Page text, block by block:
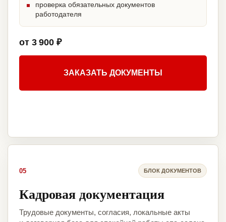
проверка обязательных документов
работодателя
от 3 900 ₽
ЗАКАЗАТЬ ДОКУМЕНТЫ
05 БЛОК ДОКУМЕНТОВ
Кадровая документация
Трудовые документы, согласия, локальные акты